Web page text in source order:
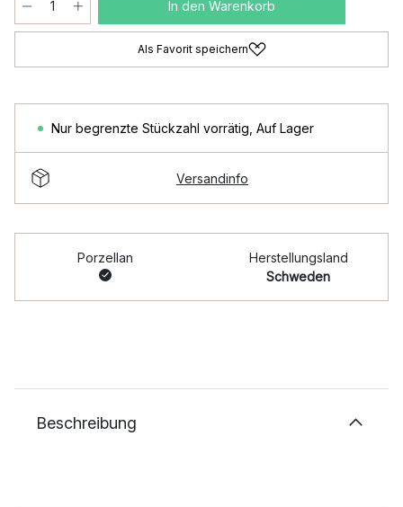
In den Warenkorb
Als Favorit speichern
Nur begrenzte Stückzahl vorrätig Auf Lager
Versandinfo
Porzellan
Herstellungsland
Schweden
Beschreibung